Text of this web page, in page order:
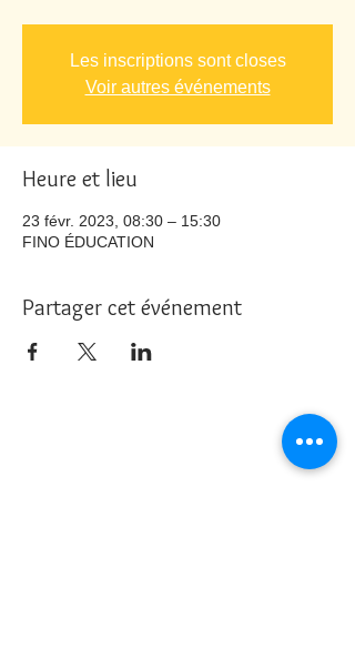
Les inscriptions sont closes
Voir autres événements
Heure et lieu
23 févr. 2023, 08:30 – 15:30
FINO ÉDUCATION
Partager cet événement